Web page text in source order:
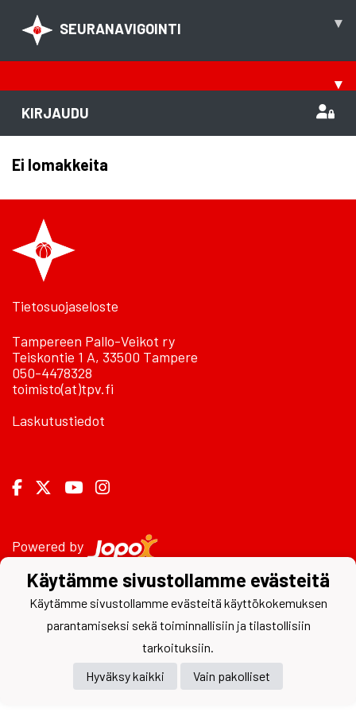
SEURANAVIGOINTI ▾
▾
KIRJAUDU
Ei lomakkeita
Tietosuojaseloste
Tampereen Pallo-Veikot ry
Teiskontie 1 A, 33500 Tampere
050-4478328
toimisto(at)tpv.fi
Laskutustiedot
Powered by
Käytämme sivustollamme evästeitä
Käytämme sivustollamme evästeitä käyttökokemuksen
parantamiseksi sekä toiminnallisiin ja tilastollisiin
tarkoituksiin.
Hyväksy kaikki
Vain pakolliset